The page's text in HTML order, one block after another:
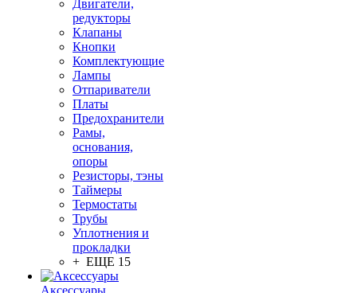
Двигатели,
редукторы
Клапаны
Кнопки
Комплектующие
Лампы
Отпариватели
Платы
Предохранители
Рамы,
основания,
опоры
Резисторы, тэны
Таймеры
Термостаты
Трубы
Уплотнения и
прокладки
+ ЕЩЕ 15
Аксессуары